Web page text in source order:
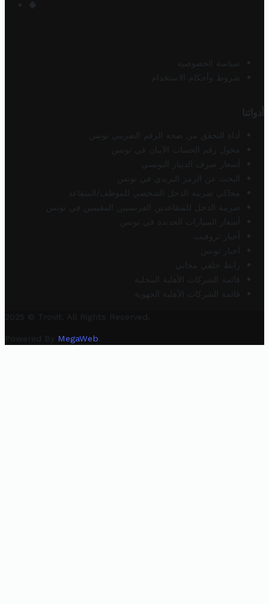
سياسة الخصوصية
شروط وأحكام الاستخدام
أدواتنا
أداة التحقق من صحة الرقم الضريبي تونس
محول رقم الحساب الآيبان في تونس
أسعار صرف الدينار التونسي
البحث عن الرمز البريدي في تونس
محاكي ضريبة الدخل الشخصي للموظف/المتقاعد
ضريبة الدخل للمتقاعدين الفرنسيين المقيمين في تونس
أسعار السيارات الجديدة في تونس
أخبار تروفيت
أخبار تونس
رابط خلفي مجاني
قائمة الشركات الأهلية المحلية
قائمة الشركات الأهلية الجهوية
2025 © Trovit. All Rights Reserved.
Powered By MegaWeb